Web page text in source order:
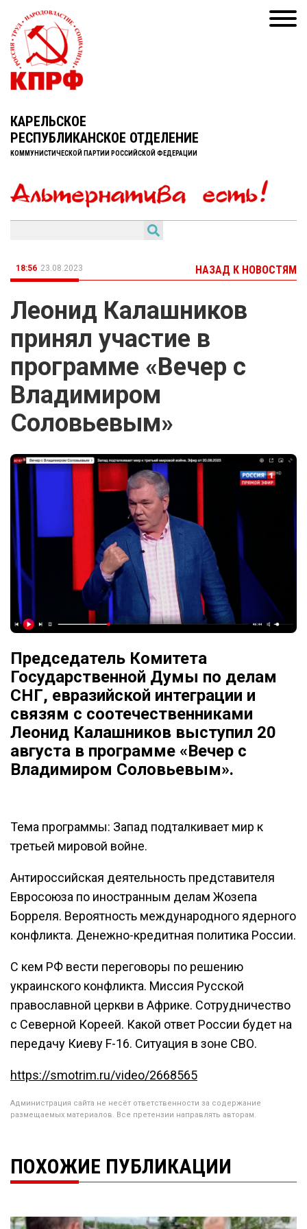
КАРЕЛЬСКОЕ
РЕСПУБЛИКАНСКОЕ ОТДЕЛЕНИЕ
КОММУНИСТИЧЕСКОЙ ПАРТИИ РОССИЙСКОЙ ФЕДЕРАЦИИ
18:56 23.08.2023 НАЗАД К НОВОСТЯМ
Леонид Калашников
принял участие в
программе «Вечер с
Владимиром
Соловьевым»
Председатель Комитета
Государственной Думы по делам
СНГ, евразийской интеграции и
связям с соотечественниками
Леонид Калашников выступил 20
августа в программе «Вечер с
Владимиром Соловьевым».
Тема программы: Запад подталкивает мир к
третьей мировой войне.
Антироссийская деятельность представителя
Евросоюза по иностранным делам Жозепа
Борреля. Вероятность международного ядерного
конфликта. Денежно-кредитная политика России.
С кем РФ вести переговоры по решению
украинского конфликта. Миссия Русской
православной церкви в Африке. Сотрудничество
с Северной Кореей. Какой ответ России будет на
передачу Киеву F-16. Ситуация в зоне СВО.
https://smotrim.ru/video/2668565
Администрация сайта не несёт ответственности за содержание
размещаемых материалов. Все претензии направлять авторам.
ПОХОЖИЕ ПУБЛИКАЦИИ